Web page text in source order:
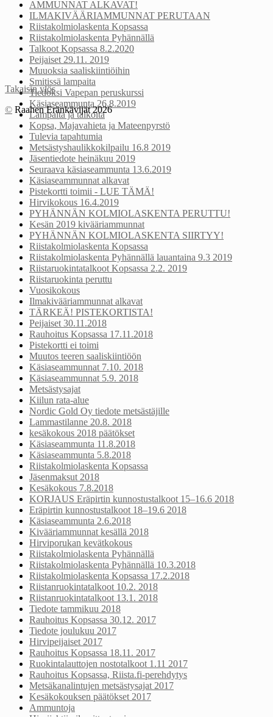
AMMUNNAT ALKAVAT!
ILMAKIVÄÄRIAMMUNNAT PERUTAAN
Riistakolmiolaskenta Kopsassa
Riistakolmiolaskenta Pyhännällä
Talkoot Kopsassa 8.2.2020
Peijaiset 29.11. 2019
Muuoksia saaliskiintiöihin
Smitissä lampaita
Tiedoksi Vapepan peruskurssi
Käsiaseammunta 26.8.2019
Lampaita ja talkoita
Kopsa, Majavahieta ja Mateenpyrstö
Tulevia tapahtumia
Metsästyshaulikkokilpailu 16.8 2019
Jäsentiedote heinäkuu 2019
Seuraava käsiaseammunta 13.6.2019
Käsiaseammunnat alkavat
Pistekortti toimii - LUE TÄMÄ!
Hirvikokous 16.4.2019
PYHÄNNÄN KOLMIOLASKENTA PERUTTU!
Kesän 2019 kivääriammunnat
PYHÄNNÄN KOLMIOLASKENTA SIIRTYY!
Riistakolmiolaskenta Kopsassa
Riistakolmiolaskenta Pyhännällä lauantaina 9.3 2019
Riistaruokintatalkoot Kopsassa 2.2. 2019
Riistaruokinta peruttu
Vuosikokous
Ilmakivääriammunnat alkavat
TÄRKEÄ! PISTEKORTISTA!
Peijaiset 30.11.2018
Rauhoitus Kopsassa 17.11.2018
Pistekortti ei toimi
Muutos teeren saaliskiintiöön
Käsiaseammunnat 7.10. 2018
Käsiaseammunnat 5.9. 2018
Metsästysajat
Kiilun rata-alue
Nordic Gold Oy tiedote metsästäjille
Lammastilanne 20.8. 2018
kesäkokous 2018 päätökset
Käsiaseammunta 11.8.2018
Käsiaseammunta 5.8.2018
Riistakolmiolaskenta Kopsassa
Jäsenmaksut 2018
Kesäkokous 7.8.2018
KORJAUS Eräpirtin kunnostustalkoot 15–16.6 2018
Eräpirtin kunnostustalkoot 18–19.6 2018
Käsiaseammunta 2.6.2018
Kivääriammunnat kesällä 2018
Hirviporukan kevätkokous
Riistakolmiolaskenta Pyhännällä
Riistakolmiolaskenta Pyhännällä 10.3.2018
Riistakolmiolaskenta Kopsassa 17.2.2018
Riistanruokintatalkoot 10.2. 2018
Riistanruokintatalkoot 13.1. 2018
Tiedote tammikuu 2018
Rauhoitus Kopsassa 30.12. 2017
Tiedote joulukuu 2017
Hirvipeijaiset 2017
Rauhoitus Kopsassa 18.11. 2017
Ruokintalauttojen nostotalkoot 1.11 2017
Rauhoitus Kopsassa, Riista.fi-perehdytys
Metsäkanalintujen metsästysajat 2017
Kesäkokouksen päätökset 2017
Ammuntoja
Takaisin ylös
© Raahen Eränkävijät 2026